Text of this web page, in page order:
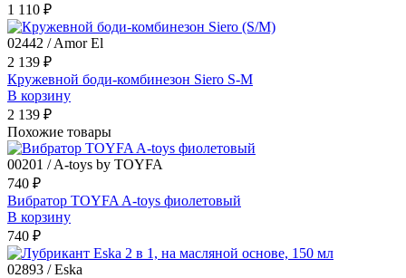
1 110 ₽
02442 / Amor El
2 139 ₽
Кружевной боди-комбинезон Siero S-M
В корзину
2 139 ₽
Похожие товары
00201 / A-toys by TOYFA
740 ₽
Вибратор TOYFA A-toys фиолетовый
В корзину
740 ₽
02893 / Eska